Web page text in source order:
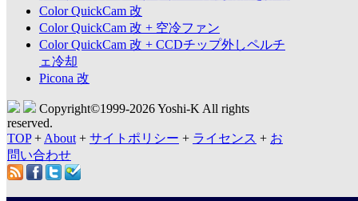
Color QuickCam 改
Color QuickCam 改 + 空冷ファン
Color QuickCam 改 + CCDチップ外しペルチ
ェ冷却
Picona 改
Copyright©1999-2026 Yoshi-K All rights
reserved.
TOP+ About + サイトポリシー + ライセンス + お
問い合わせ